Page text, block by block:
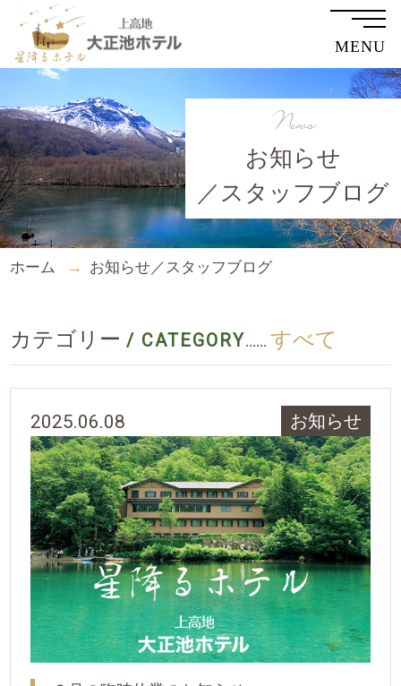
MENU
お知らせ
／スタッフブログ
News
ホーム お知らせ／スタッフブログ
カテゴリー / CATEGORY...... すべて
2025.06.08 お知らせ